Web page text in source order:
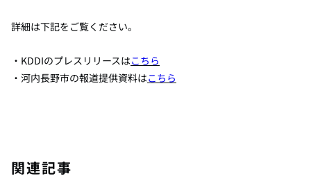
詳細は下記をご覧ください。
・KDDIのプレスリリースはこちら
・河内長野市の報道提供資料はこちら
関連記事